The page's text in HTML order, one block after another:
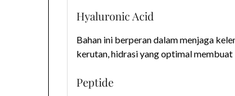
Hyaluronic Acid
Bahan ini berperan dalam menjaga
kerutan, hidrasi yang optimal
Peptide